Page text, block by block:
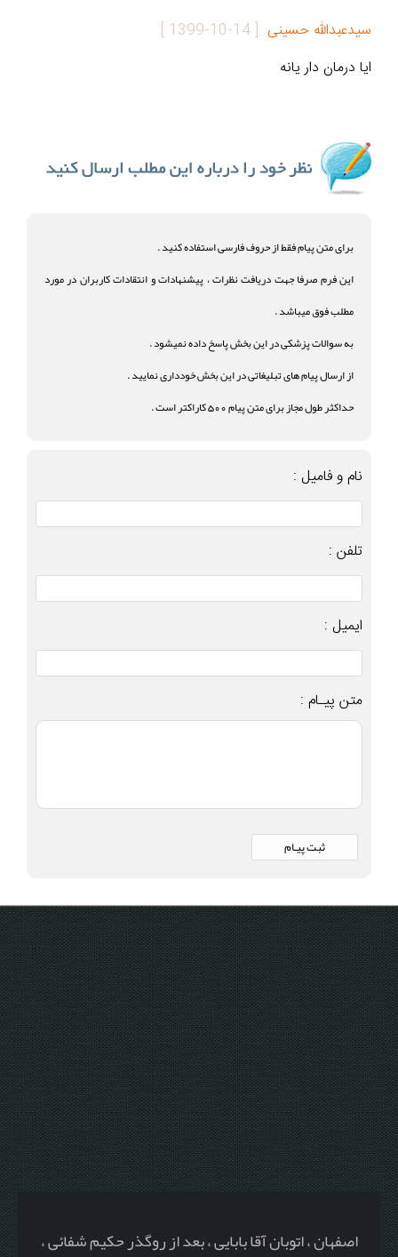
سیدعبدالله حسینی [
1399-10-14
]
ایا درمان دار یانه
برای متن پیام فقط از حروف فارسی استفاده کنید .
این فرم صرفا جهت دریافت نظرات ، پیشنهادات و انتقادات کاربران در مورد
مطلب فوق میباشد .
به سوالات پزشکی در این بخش پاسخ داده نمیشود .
از ارسال پیام های تبلیغاتی در این بخش خودداری نمایید .
حداکثر طول مجاز برای متن پیام 500 کاراکتر است .
نام و فامیل :
تلفن :
ایمیل :
متن پیـام :
اصفهان ، اتوبان آقا بابایی ، بعد از روگذر حکیم شفائی ،